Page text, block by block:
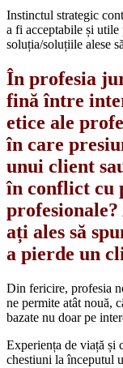
Instinctul strategic
a fi acceptabile și
soluția/soluțiile alese
În profesia
fină între
etice ale
în care
unui client
în conflict
ați ales să
a pierde un
Din fericire, profesia
ne permite atât nouă,
bazate nu doar pe
Experiența de viață și
chestiuni la începutul